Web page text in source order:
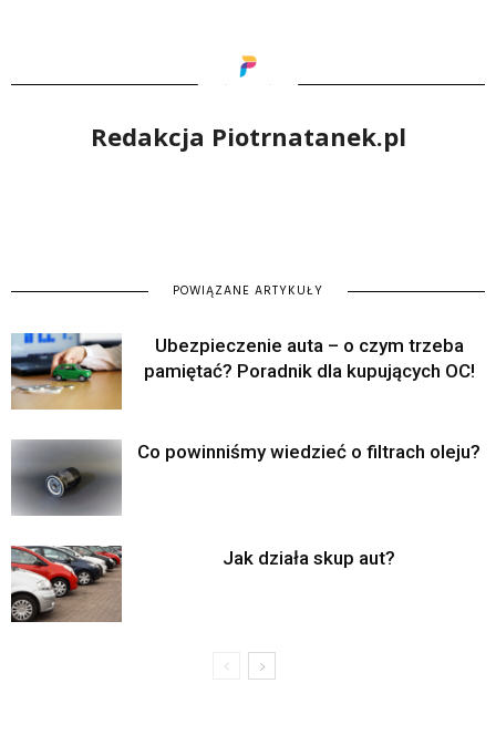
Redakcja Piotrnatanek.pl
POWIĄZANE ARTYKUŁY
Ubezpieczenie auta – o czym trzeba
pamiętać? Poradnik dla kupujących OC!
Co powinniśmy wiedzieć o filtrach oleju?
Jak działa skup aut?